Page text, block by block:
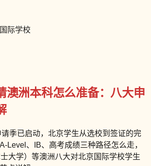
际学校
澳洲本科怎么准备：八大申
季已启动，北京学生从选校到签证的完
、IB、高考成绩三种路径怎么走，
大学）等澳洲八大对北京国际学校学生